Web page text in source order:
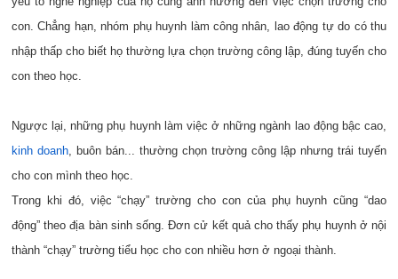
con. Chẳng hạn, nhóm phụ huynh làm công nhân, lao động tự do có thu
nhập thấp cho biết họ thường lựa chọn trường công lập, đúng tuyến cho
con theo học.
Ngược lại, những phụ huynh làm việc ở những ngành lao động bậc cao,
kinh doanh, buôn bán... thường chọn trường công lập nhưng trái tuyến
cho con mình theo học.
Trong khi đó, việc “chạy” trường cho con của phụ huynh cũng “dao
động” theo địa bàn sinh sống. Đơn cử kết quả cho thấy phụ huynh ở nội
thành “chạy” trường tiểu học cho con nhiều hơn ở ngoại thành.